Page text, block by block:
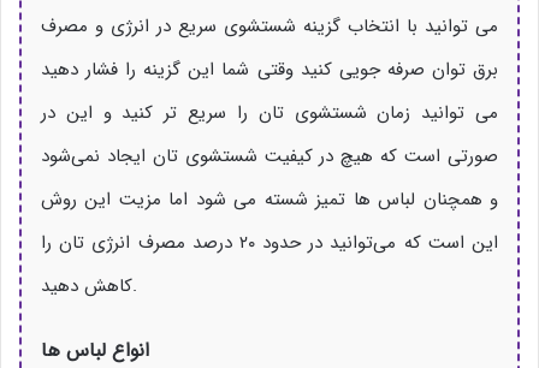
می توانید با انتخاب گزینه شستشوی سریع در انرژی و مصرف
برق توان صرفه جویی کنید وقتی شما این گزینه را فشار دهید
می توانید زمان شستشوی تان را سریع تر کنید و این در
صورتی است که هیچ در کیفیت شستشوی تان ایجاد نمی‌شود
و همچنان لباس ها تمیز شسته می شود اما مزیت این روش
این است که می‌توانید در حدود ۲۰ درصد مصرف انرژی تان را
کاهش دهید.
انواع لباس ها